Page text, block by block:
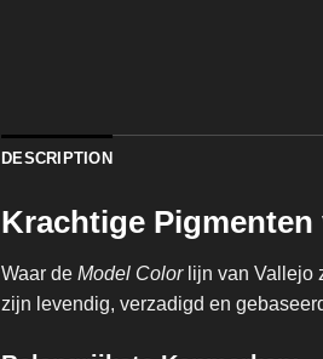
DESCRIPTION
Krachtige Pigmenten
Waar de Model Colorlijn van Vallejo
zijn levendig, verzadigd en